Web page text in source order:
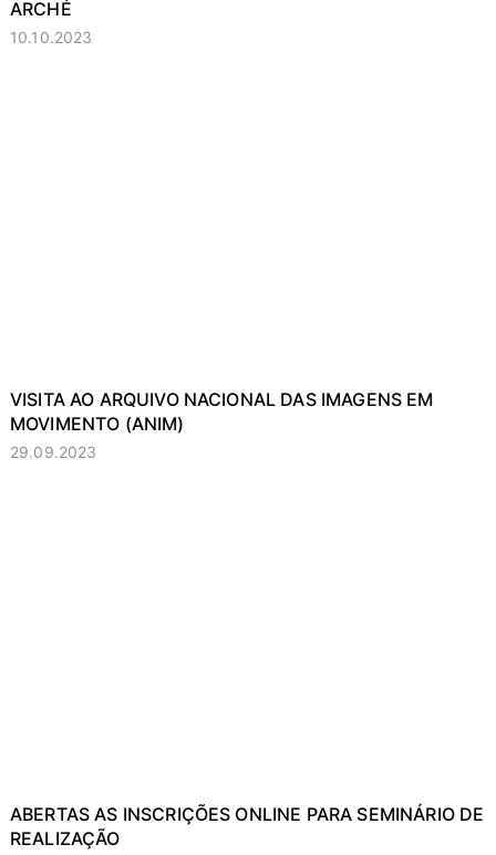
ARCHÉ
10.10.2023
VISITA AO ARQUIVO NACIONAL DAS IMAGENS EM
MOVIMENTO (ANIM)
29.09.2023
ABERTAS AS INSCRIÇÕES ONLINE PARA SEMINÁRIO DE
REALIZAÇÃO